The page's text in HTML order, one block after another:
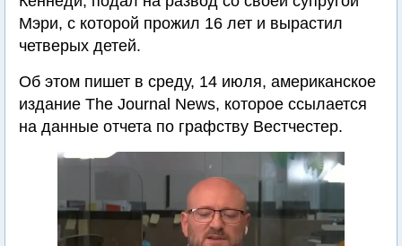
Мэри, с которой прожил 16 лет и вырастил
четверых детей.
Об этом пишет в среду, 14 июля, американское
издание The Journal News, которое ссылается
на данные отчета по графству Вестчестер.